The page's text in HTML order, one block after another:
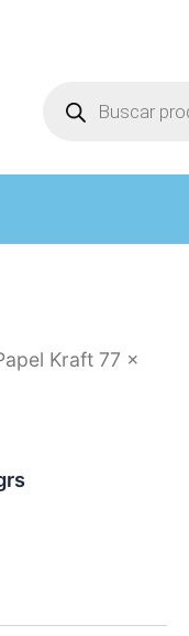
productos
Kraft 77 x